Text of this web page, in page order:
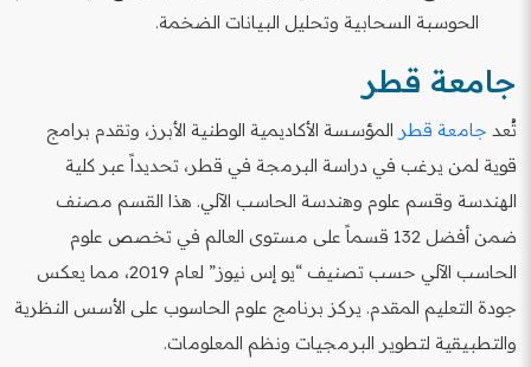
الحوسبة السحابية وتحليل البيانات الضخمة.
جامعة قطر
تُعد جامعة قطر المؤسسة الأكاديمية الوطنية الأبرز، وتقدم برامج
قوية لمن يرغب في دراسة البرمجة في قطر، تحديداً عبر كلية
الهندسة وقسم علوم وهندسة الحاسب الآلي. هذا القسم مصنف
ضمن أفضل 132 قسماً على مستوى العالم في تخصص علوم
الحاسب الآلي حسب تصنيف “يو إس نيوز” لعام 2019، مما يعكس
جودة التعليم المقدم. يركز برنامج علوم الحاسوب على الأسس النظرية
والتطبيقية لتطوير البرمجيات ونظم المعلومات.